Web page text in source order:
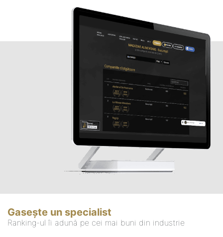
Gasește un specialist
Ranking-ul îi adună pe cei mai buni din industrie